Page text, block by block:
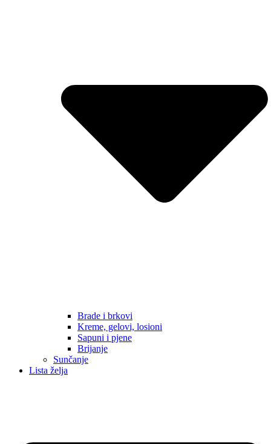
Brade i brkovi
Kreme, gelovi, losioni
Sapuni i pjene
Brijanje
Sunčanje
Lista želja